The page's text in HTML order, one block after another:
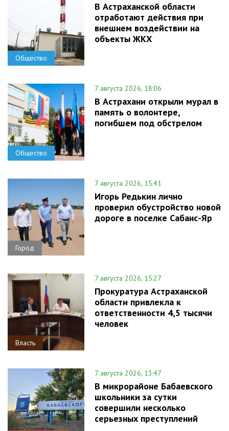
Общество
В Астраханской области
отработают действия при
внешнем воздействии на
объекты ЖКХ
Общество
7 августа 2026, 18:06
В Астрахани открыли мурал в
память о волонтере,
погибшем под обстрелом
Город
7 августа 2026, 15:41
Игорь Редькин лично
проверил обустройство новой
дороге в поселке Сабанс-Яр
Власть
7 августа 2026, 15:27
Прокуратура Астраханской
области привлекла к
ответственности 4,5 тысячи
человек
7 августа 2026, 13:47
В микрорайоне Бабаевского
школьники за сутки
совершили несколько
серьезных преступлений